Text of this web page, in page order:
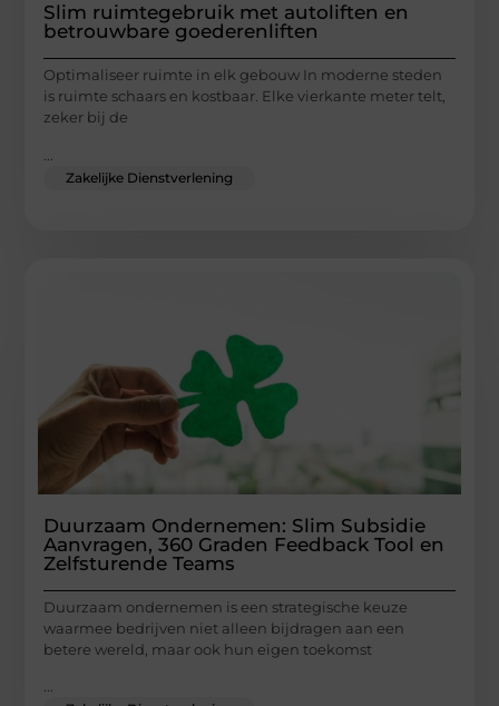
Slim ruimtegebruik met autoliften en
betrouwbare goederenliften
Optimaliseer ruimte in elk gebouw In moderne steden
is ruimte schaars en kostbaar. Elke vierkante meter telt,
zeker bij de
Zakelijke Dienstverlening
Duurzaam Ondernemen: Slim Subsidie
Aanvragen, 360 Graden Feedback Tool en
Zelfsturende Teams
Duurzaam ondernemen is een strategische keuze
waarmee bedrijven niet alleen bijdragen aan een
betere wereld, maar ook hun eigen toekomst